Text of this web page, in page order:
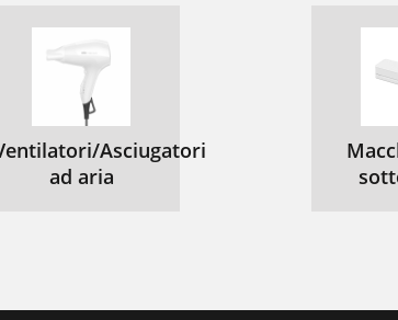
Asciugatori
ad aria